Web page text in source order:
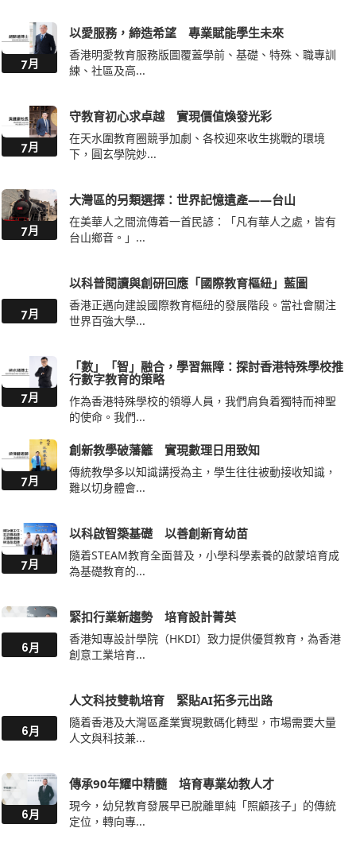
7月
以愛服務，締造希望 專業賦能學生未來
香港明愛教育服務版圖覆蓋學前、基礎、特殊、職專訓
練、社區及高...
7月
守教育初心求卓越 實現價值煥發光彩
在天水圍教育圈競爭加劇、各校迎來收生挑戰的環境
下，圓玄學院妙...
7月
大灣區的另類選擇：世界記憶遺產——台山
在美華人之間流傳着一首民諺：「凡有華人之處，皆有
台山鄉音。」...
7月
以科普閱讀與創研回應「國際教育樞紐」藍圖
香港正邁向建設國際教育樞紐的發展階段。當社會關注
世界百強大學...
7月
「數」「智」融合，學習無障：探討香港特殊學校推
行數字教育的策略
作為香港特殊學校的領導人員，我們肩負着獨特而神聖
的使命。我們...
7月
創新教學破藩籬 實現數理日用致知
傳統教學多以知識講授為主，學生往往被動接收知識，
難以切身體會...
7月
以科啟智築基礎 以善創新育幼苗
隨着STEAM教育全面普及，小學科學素養的啟蒙培育成
為基礎教育的...
6月
緊扣行業新趨勢 培育設計菁英
香港知專設計學院（HKDI）致力提供優質教育，為香港
創意工業培育...
6月
人文科技雙軌培育 緊貼AI拓多元出路
隨着香港及大灣區產業實現數碼化轉型，市場需要大量
人文與科技兼...
6月
傳承90年耀中精髓 培育專業幼教人才
現今，幼兒教育發展早已脫離單純「照顧孩子」的傳統
定位，轉向專...